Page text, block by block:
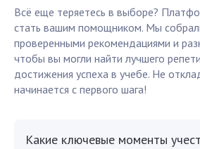
Всё еще теряетесь в выборе?
стать вашим помощником. Мы
проверенными рекомендациями и
чтобы вы могли найти лучшего
достижения успеха в учебе. Не
начинается с первого шага!
Какие ключевые моменты